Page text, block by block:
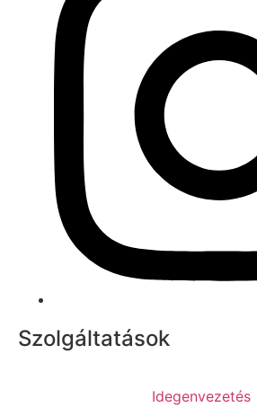
Szolgáltatások
Idegenvezetés